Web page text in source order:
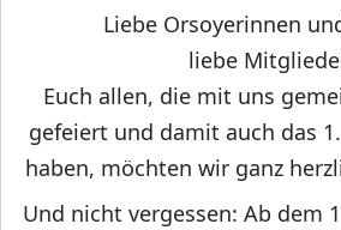
Liebe Orsoyerinnen
liebe
Euch allen, die mit uns
gefeiert und damit auch das
haben, möchten wir ganz
Und nicht vergessen: Ab dem